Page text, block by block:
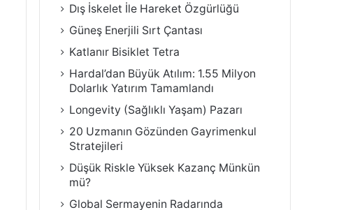
Dış İskelet İle Hareket Özgürlüğü
Güneş Enerjili Sırt Çantası
Katlanır Bisiklet Tetra
Hardal’dan Büyük Atılım: 1.55 Milyon
Dolarlık Yatırım Tamamlandı
Longevity (Sağlıklı Yaşam) Pazarı
20 Uzmanın Gözünden Gayrimenkul
Stratejileri
Düşük Riskle Yüksek Kazanç Münkün
mü?
Global Sermayenin Radarında